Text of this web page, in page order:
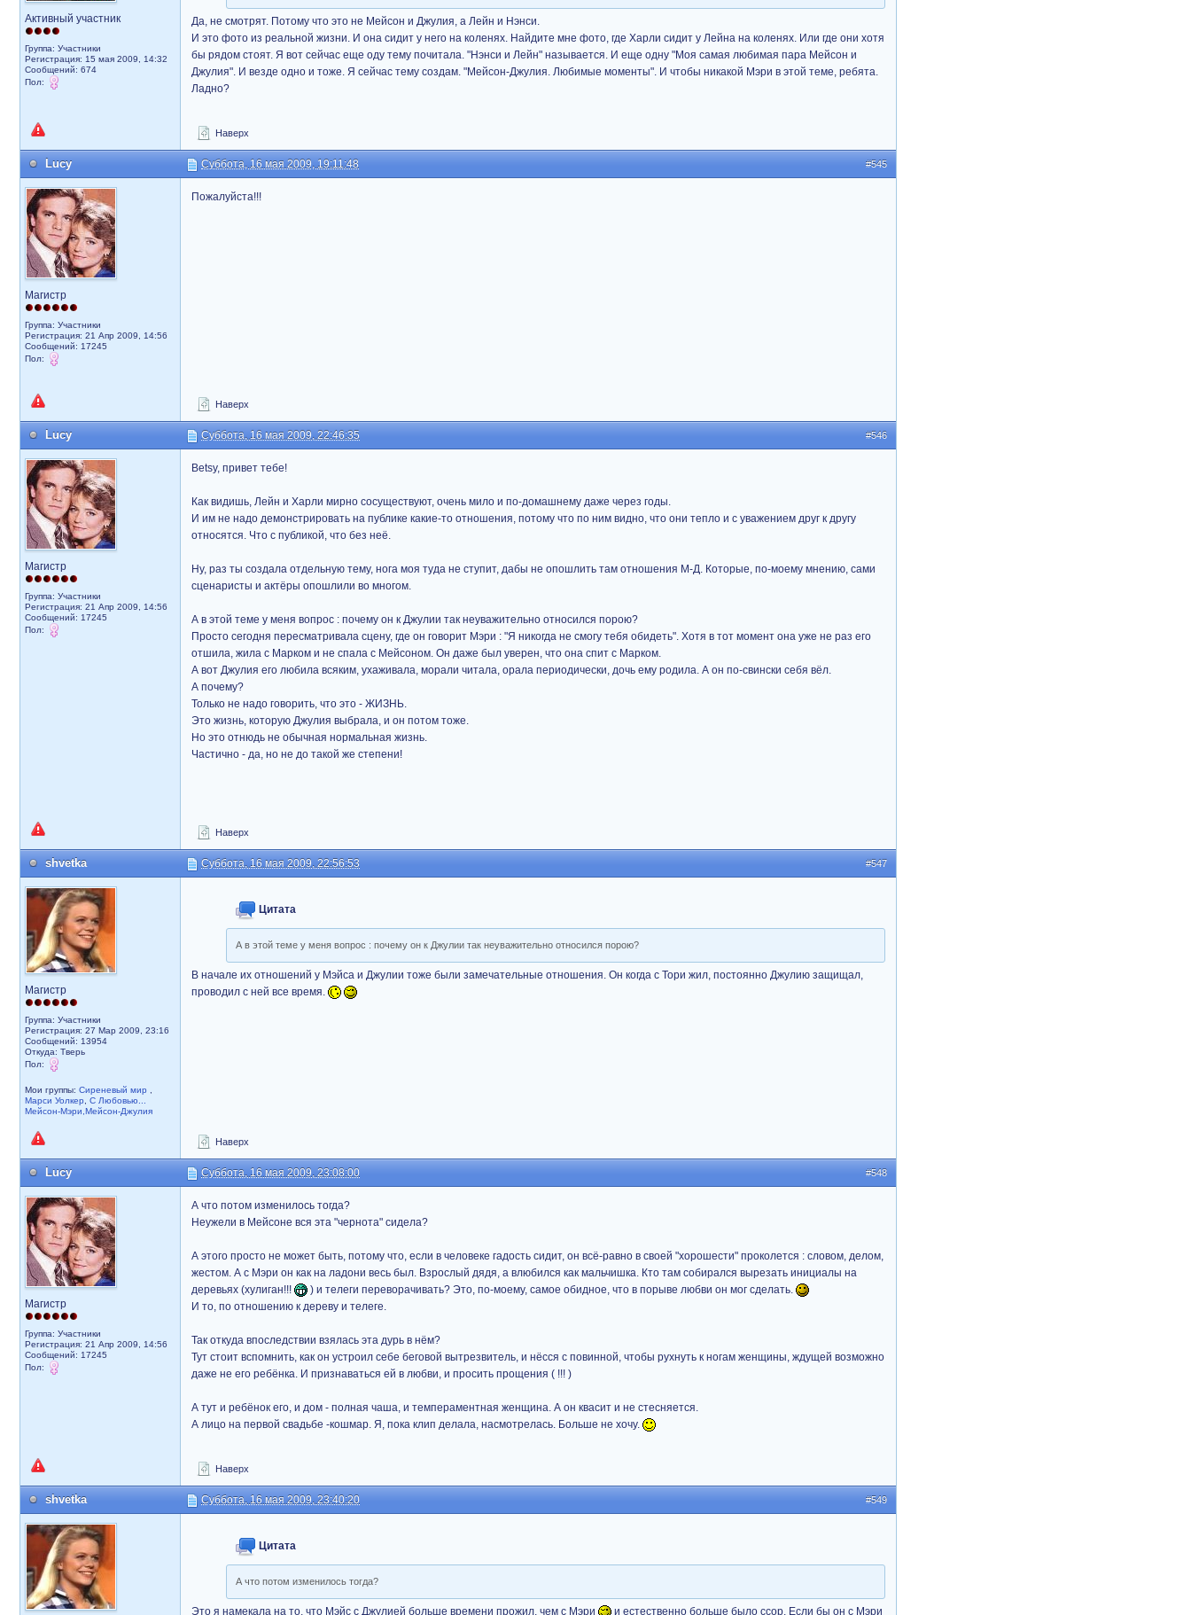
Активный участник
Группа: Участники
Регистрация: 15 мая 2009, 14:32
Сообщений: 674
Пол:
Да, не смотрят. Потому что это не Мейсон и Джулия, а Лейн и Нэнси.
И это фото из реальной жизни. И она сидит у него на коленях. Найдите мне фото, где Харли сидит у Лейна на коленях. Или где они хотя
бы рядом стоят. Я вот сейчас еще оду тему почитала. "Нэнси и Лейн" называется. И еще одну "Моя самая любимая пара Мейсон и
Джулия". И везде одно и тоже. Я сейчас тему создам. "Мейсон-Джулия. Любимые моменты". И чтобы никакой Мэри в этой теме, ребята.
Ладно?
Наверх
#545
Lucy Суббота, 16 мая 2009, 19:11:48
Магистр
Группа: Участники
Регистрация: 21 Апр 2009, 14:56
Сообщений: 17245
Пол:
Пожалуйста!!!
Наверх
#546
Lucy Суббота, 16 мая 2009, 22:46:35
Магистр
Группа: Участники
Регистрация: 21 Апр 2009, 14:56
Сообщений: 17245
Пол:
Betsy, привет тебе!
Как видишь, Лейн и Харли мирно сосуществуют, очень мило и по-домашнему даже через годы.
И им не надо демонстрировать на публике какие-то отношения, потому что по ним видно, что они тепло и с уважением друг к другу
относятся. Что с публикой, что без неё.
Ну, раз ты создала отдельную тему, нога моя туда не ступит, дабы не опошлить там отношения М-Д. Которые, по-моему мнению, сами
сценаристы и актёры опошлили во многом.
А в этой теме у меня вопрос : почему он к Джулии так неуважительно относился порою?
Просто сегодня пересматривала сцену, где он говорит Мэри : "Я никогда не смогу тебя обидеть". Хотя в тот момент она уже не раз его
отшила, жила с Марком и не спала с Мейсоном. Он даже был уверен, что она спит с Марком.
А вот Джулия его любила всяким, ухаживала, морали читала, орала периодически, дочь ему родила. А он по-свински себя вёл.
А почему?
Только не надо говорить, что это - ЖИЗНЬ.
Это жизнь, которую Джулия выбрала, и он потом тоже.
Но это отнюдь не обычная нормальная жизнь.
Частично - да, но не до такой же степени!
Наверх
#547
shvetka Суббота, 16 мая 2009, 22:56:53
Магистр
Группа: Участники
Регистрация: 27 Мар 2009, 23:16
Сообщений: 13954
Откуда: Тверь
Пол:
Мои группы: Сиреневый мир
Марси Уолкер
С Любовью...
Мейсон-Мэри,Мейсон-Джулия
Цитата
А в этой теме у меня вопрос : почему он к Джулии так неуважительно относился порою?
В начале их отношений у Мэйса и Джулии тоже были замечательные отношения. Он когда с Тори жил, постоянно Джулию защищал,
проводил с ней все время.
Наверх
#548
Lucy Суббота, 16 мая 2009, 23:08:00
Магистр
Группа: Участники
Регистрация: 21 Апр 2009, 14:56
Сообщений: 17245
Пол:
А что потом изменилось тогда?
Неужели в Мейсоне вся эта "чернота" сидела?
А этого просто не может быть, потому что, если в человеке гадость сидит, он всё-равно в своей "хорошести" проколется : словом, делом,
жестом. А с Мэри он как на ладони весь был. Взрослый дядя, а влюбился как мальчишка. Кто там собирался вырезать инициалы на
деревьях (хулиган!!!
) и телеги переворачивать? Это, по-моему, самое обидное, что в порыве любви он мог сделать.
И то, по отношению к дереву и телеге.
Так откуда впоследствии взялась эта дурь в нём?
Тут стоит вспомнить, как он устроил себе беговой вытрезвитель, и нёсся с повинной, чтобы рухнуть к ногам женщины, ждущей возможно
даже не его ребёнка. И признаваться ей в любви, и просить прощения ( !!! )
А тут и ребёнок его, и дом - полная чаша, и темпераментная женщина. А он квасит и не стесняется.
А лицо на первой свадьбе -кошмар. Я, пока клип делала, насмотрелась. Больше не хочу.
Наверх
#549
shvetka Суббота, 16 мая 2009, 23:40:20
Цитата
А что потом изменилось тогда?
Это я намекала на то, что Мэйс с Джулией больше времени прожил, чем с Мэри и естественно больше было ссор. Если бы он с Мэри